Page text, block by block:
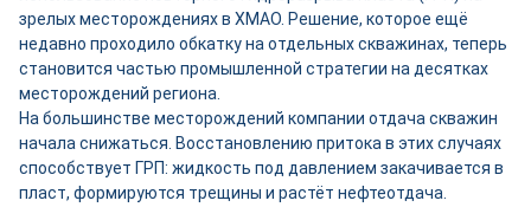
зрелых месторождениях в ХМАО. Решение, которое ещё
недавно проходило обкатку на отдельных скважинах, теперь
становится частью промышленной стратегии на десятках
месторождений региона.
На большинстве месторождений компании отдача скважин
начала снижаться. Восстановлению притока в этих случаях
способствует ГРП: жидкость под давлением закачивается в
пласт, формируются трещины и растёт нефтеотдача.